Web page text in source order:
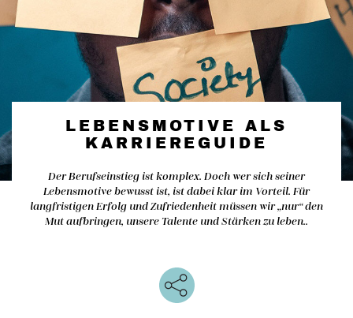
LEBENSMOTIVE ALS
KARRIEREGUIDE
Der Berufseinstieg ist komplex. Doch wer sich seiner
Lebensmotive bewusst ist, ist dabei klar im Vorteil. Für
langfristigen Erfolg und Zufriedenheit müssen wir „nur“ den
Mut aufbringen, unsere Talente und Stärken zu leben..